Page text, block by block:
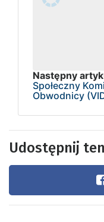
Następny
Społeczny
Obwodnicy
Udostępnij